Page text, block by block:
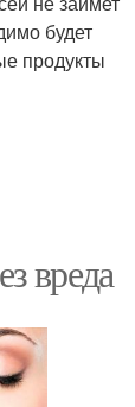
будет
продукты
вреда